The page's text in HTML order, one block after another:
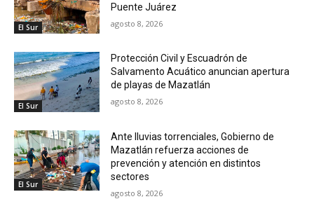
El Sur
Puente Juárez
agosto 8, 2026
El Sur
Protección Civil y Escuadrón de
Salvamento Acuático anuncian apertura
de playas de Mazatlán
agosto 8, 2026
El Sur
Ante lluvias torrenciales, Gobierno de
Mazatlán refuerza acciones de
prevención y atención en distintos
sectores
agosto 8, 2026